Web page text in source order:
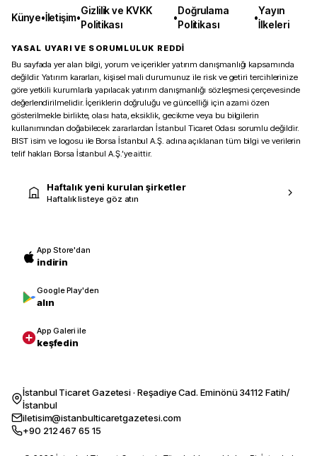
Künye•İletişim•
Gizlilik ve KVKK
Politikası
•
Doğrulama
Politikası
•
Yayın
İlkeleri
YASAL UYARI VE SORUMLULUK REDDİ
Bu sayfada yer alan bilgi, yorum ve içerikler yatırım danışmanlığı kapsamında
değildir. Yatırım kararları, kişisel mali durumunuz ile risk ve getiri tercihlerinize
göre yetkili kurumlarla yapılacak yatırım danışmanlığı sözleşmesi çerçevesinde
değerlendirilmelidir. İçeriklerin doğruluğu ve güncelliği için azami özen
gösterilmekle birlikte, olası hata, eksiklik, gecikme veya bu bilgilerin
kullanımından doğabilecek zararlardan İstanbul Ticaret Odası sorumlu değildir.
BIST isim ve logosu ile Borsa İstanbul A.Ş. adına açıklanan tüm bilgi ve verilerin
telif hakları Borsa İstanbul A.Ş.’ye aittir.
Haftalık yeni kurulan şirketler
Haftalık listeye göz atın
App Store'dan
indirin
Google Play'den
alın
App Galeri ile
keşfedin
İstanbul Ticaret Gazetesi · Reşadiye Cad. Eminönü 34112 Fatih/
İstanbul
iletisim@istanbulticaretgazetesi.com
+90 212 467 65 15